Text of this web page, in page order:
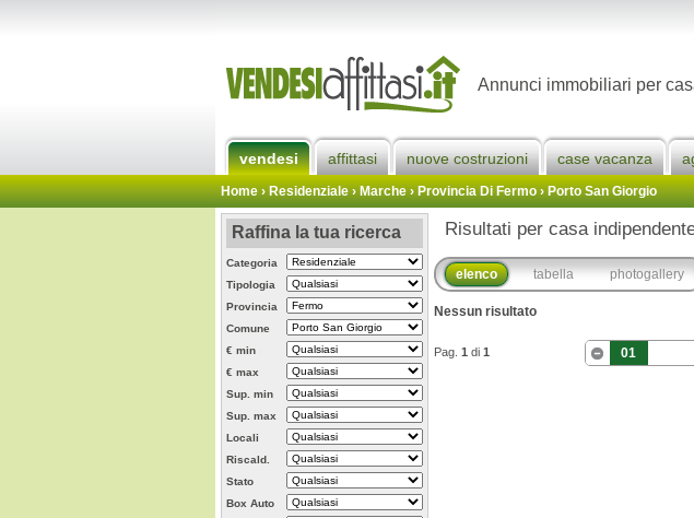
Annunci immobiliari per
vendesi affittasi nuove costruzioni case vacanza
Home› Residenziale › Marche ›Provincia Di Fermo›Porto San Giorgio
Raffina la tua ricerca
Categoria
Tipologia
Provincia
Comune
€ min
€ max
Sup. min
Sup. max
Locali
Riscald.
Stato
Box Auto
Risultati per casa
elenco tabella photogallery
Nessun risultato
Pag. 1 di 1 01